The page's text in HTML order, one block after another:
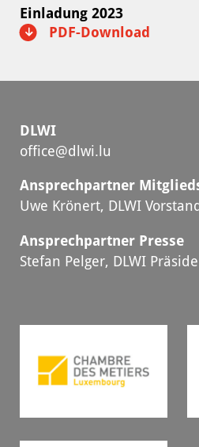
Einladung 2023
PDF-Download
DLWI
office@dlwi.lu
Ansprechpartner
Uwe Krönert, DLWI Vorstand
Ansprechpartner Presse
Stefan Pelger, DLWI